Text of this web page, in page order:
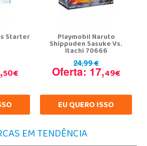
Starter
50€
Playmobil Naruto
Shippuden Sasuke Vs.
Itachi 70666
24,99 €
Oferta: 17,49€
EU QUERO ISSO
EM TENDÊNCIA